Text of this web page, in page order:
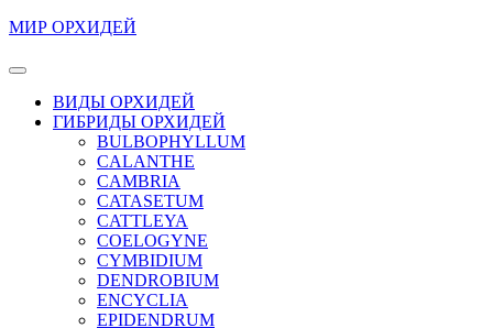
Перейти
содержимому
содержимому
МИР ОРХИДЕЙ
Кнопка
ОткрытьВИДЫ ОРХИДЕЙ
ГИБРИДЫ ОРХИДЕЙ
BULBOPHYLLUM
CALANTHE
CAMBRIA
CATASETUM
CATTLEYA
COELOGYNE
CYMBIDIUM
DENDROBIUM
ENCYCLIA
EPIDENDRUM